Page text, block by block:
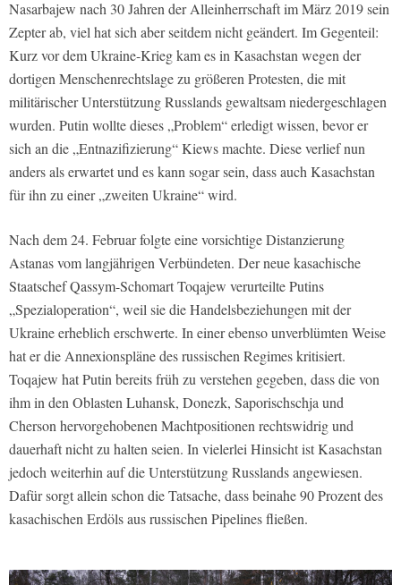
Nasarbajew nach 30 Jahren der Alleinherrschaft im März 2019 sein
Zepter ab, viel hat sich aber seitdem nicht geändert. Im Gegenteil:
Kurz vor dem Ukraine-Krieg kam es in Kasachstan wegen der
dortigen Menschenrechtslage zu größeren Protesten, die mit
militärischer Unterstützung Russlands gewaltsam niedergeschlagen
wurden. Putin wollte dieses „Problem“ erledigt wissen, bevor er
sich an die „Entnazifizierung“ Kiews machte. Diese verlief nun
anders als erwartet und es kann sogar sein, dass auch Kasachstan
für ihn zu einer „zweiten Ukraine“ wird.
Nach dem 24. Februar folgte eine vorsichtige Distanzierung
Astanas vom langjährigen Verbündeten. Der neue kasachische
Staatschef Qassym-Schomart Toqajew verurteilte Putins
„Spezialoperation“, weil sie die Handelsbeziehungen mit der
Ukraine erheblich erschwerte. In einer ebenso unverblümten Weise
hat er die Annexionspläne des russischen Regimes kritisiert.
Toqajew hat Putin bereits früh zu verstehen gegeben, dass die von
ihm in den Oblasten Luhansk, Donezk, Saporischschja und
Cherson hervorgehobenen Machtpositionen rechtswidrig und
dauerhaft nicht zu halten seien. In vielerlei Hinsicht ist Kasachstan
jedoch weiterhin auf die Unterstützung Russlands angewiesen.
Dafür sorgt allein schon die Tatsache, dass beinahe 90 Prozent des
kasachischen Erdöls aus russischen Pipelines fließen.